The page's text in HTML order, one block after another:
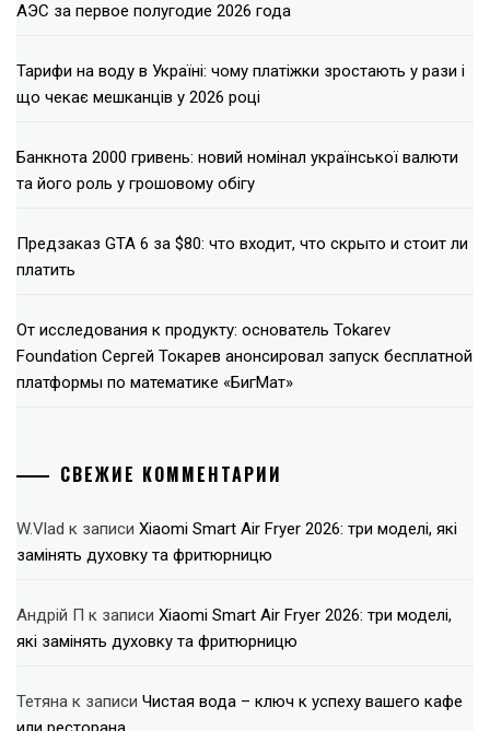
АЭС за первое полугодие 2026 года
Тарифи на воду в Україні: чому платіжки зростають у рази і
що чекає мешканців у 2026 році
Банкнота 2000 гривень: новий номінал української валюти
та його роль у грошовому обігу
Предзаказ GTA 6 за $80: что входит, что скрыто и стоит ли
платить
От исследования к продукту: основатель Tokarev
Foundation Сергей Токарев анонсировал запуск бесплатной
платформы по математике «БигМат»
СВЕЖИЕ КОММЕНТАРИИ
W.Vlad к записи Xiaomi Smart Air Fryer 2026: три моделі, які
замінять духовку та фритюрницю
Андрій П к записи Xiaomi Smart Air Fryer 2026: три моделі,
які замінять духовку та фритюрницю
Тетяна к записи Чистая вода – ключ к успеху вашего кафе